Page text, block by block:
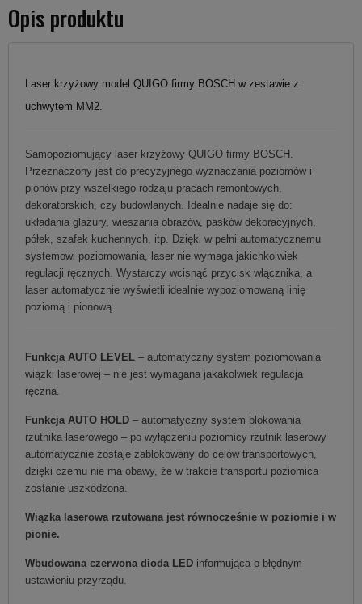
Opis produktu
Laser krzyżowy model QUIGO firmy BOSCH w zestawie z
uchwytem MM2.
Samopoziomujący laser krzyżowy QUIGO firmy BOSCH.
Przeznaczony jest do precyzyjnego wyznaczania poziomów i
pionów przy wszelkiego rodzaju pracach remontowych,
dekoratorskich, czy budowlanych. Idealnie nadaje się do:
układania glazury, wieszania obrazów, pasków dekoracyjnych,
półek, szafek kuchennych, itp. Dzięki w pełni automatycznemu
systemowi poziomowania, laser nie wymaga jakichkolwiek
regulacji ręcznych. Wystarczy wcisnąć przycisk włącznika, a
laser automatycznie wyświetli idealnie wypoziomowaną linię
poziomą i pionową.
Funkcja AUTO LEVEL – automatyczny system poziomowania
wiązki laserowej – nie jest wymagana jakakolwiek regulacja
ręczna.
Funkcja AUTO HOLD – automatyczny system blokowania
rzutnika laserowego – po wyłączeniu poziomicy rzutnik laserowy
automatycznie zostaje zablokowany do celów transportowych,
dzięki czemu nie ma obawy, że w trakcie transportu poziomica
zostanie uszkodzona.
Wiązka laserowa rzutowana jest równocześnie w poziomie i w
pionie.
Wbudowana czerwona dioda LED informująca o błędnym
ustawieniu przyrządu.